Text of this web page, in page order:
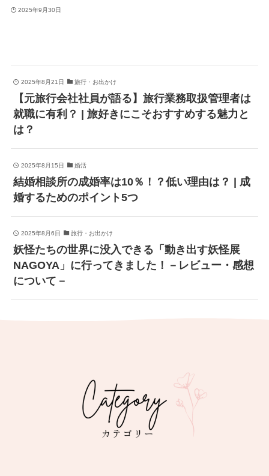
2025年9月30日
2025年8月21日 旅行・お出かけ
【元旅行会社社員が語る】旅行業務取扱管理者は
就職に有利？ | 旅好きにこそおすすめする魅力と
は？
2025年8月15日 婚活
結婚相談所の成婚率は10％！？低い理由は？ | 成
婚するためのポイント5つ
2025年8月6日 旅行・お出かけ
妖怪たちの世界に没入できる「動き出す妖怪展
NAGOYA」に行ってきました！－レビュー・感想
について－